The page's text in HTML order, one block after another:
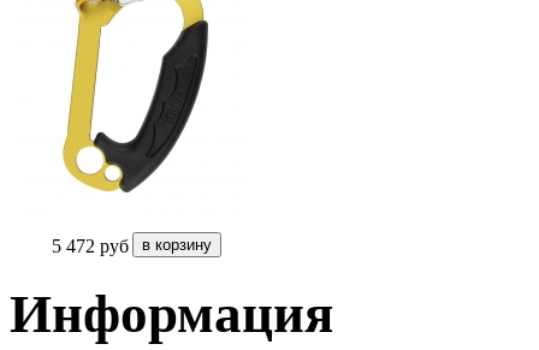
5 472 руб
Информация